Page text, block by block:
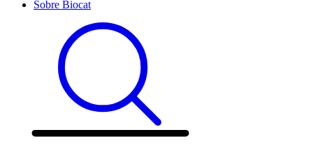
Sobre Biocat